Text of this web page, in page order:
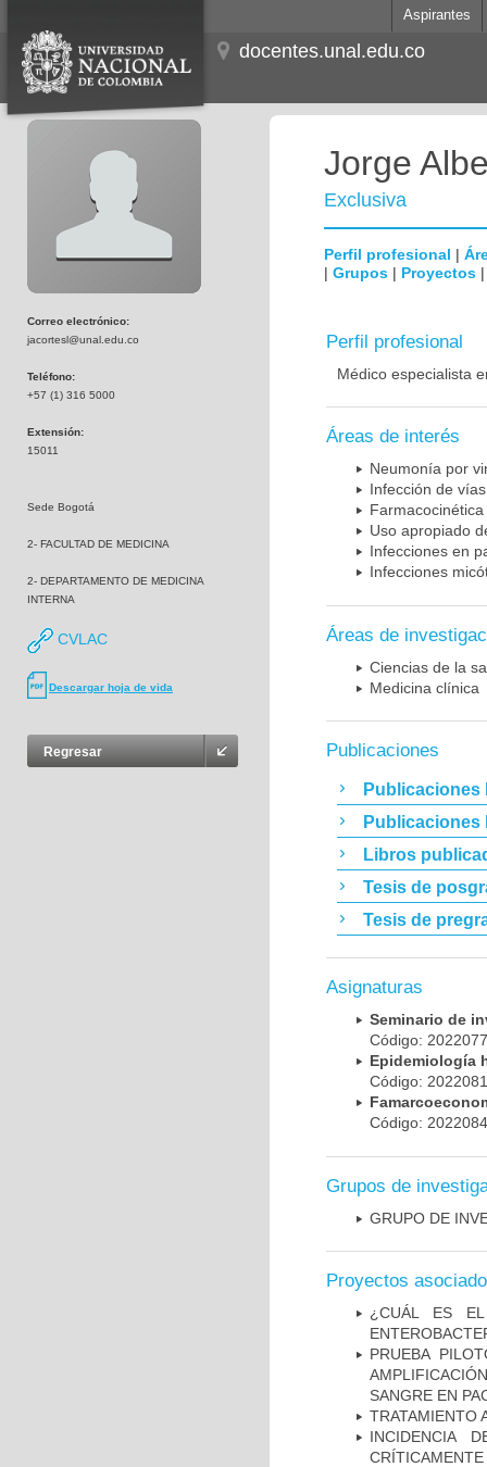
Aspirantes
docentes.unal.edu.co
Correo electrónico:
jacortesl@unal.edu.co
Teléfono:
+57 (1) 316 5000
Extensión:
15011
Sede Bogotá
2- FACULTAD DE MEDICINA
2- DEPARTAMENTO DE MEDICINA
INTERNA
CVLAC
Descargar hoja de vida
Regresar
Jorge
Exclusiva
Perfil profesional |
| Grupos | Proyectos
Perfil profesional
Médico especialista
Áreas de interés
Neumonía por
Infección de
Uso apropiado
Infecciones en
Infecciones
Áreas de
Ciencias de la
Medicina clínica
Publicaciones
Publicaciones
Publicaciones
Libros
Tesis de
Tesis de
Asignaturas
Seminario de
Código:
Epidemiología
Código:
Código:
Grupos de
GRUPO DE
Proyectos
¿CUÁL ES EL
PRUEBA
SANGRE EN
TRATAMIENTO
INCIDENCIA